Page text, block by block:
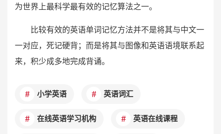
为世界上最科学最有效的记忆算法之一。
比较有效的英语单词记忆方法并不是将其与中文一
一对应，死记硬背；而是将其与图像和英语语境联系起
来，积少成多地完成背诵。
小学英语 英语词汇
在线英语学习机构 英语在线课程